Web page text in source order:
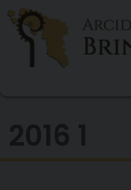
Skip
content